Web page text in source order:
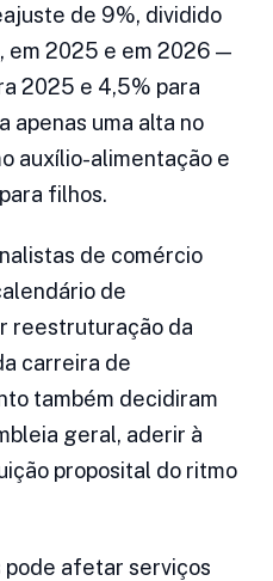
de 9%, dividido
em 2025 e em 2026 —
2025 e 4,5% para
apenas uma alta no
auxílio-alimentação e
filhos.
de comércio
de
reestruturação da
carreira de
também decidiram
geral, aderir à
proposital do ritmo
pode afetar serviços